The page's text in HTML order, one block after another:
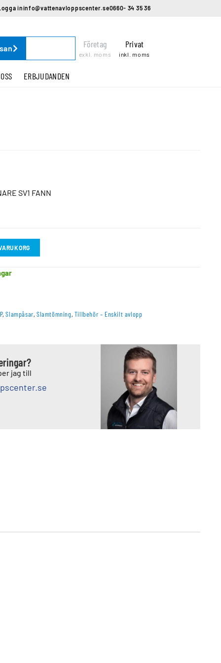
ininfo@vattenavloppscenter.se0660- 34 35 36
Företag
exkl. moms
Privat
inkl. moms
ERBJUDANDEN
SV1 FANN
,Slampåsar,Slamtömning, Tillbehör – Enskilt avlopp
jag till